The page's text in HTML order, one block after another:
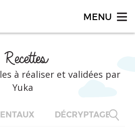
Recettes
à réaliser et validées par
Yuka
DÉCRYPTAGES